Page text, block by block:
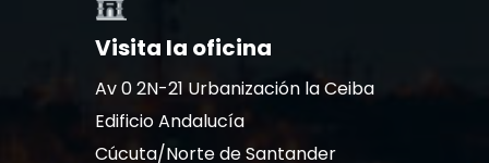
Visita la oficina
Av 0 2N-21 Urbanización la Ceiba
Edificio Andalucía
Cúcuta/Norte de Santander